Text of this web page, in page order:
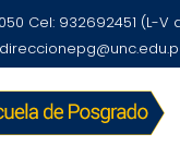
Cel: 932692451 (L-